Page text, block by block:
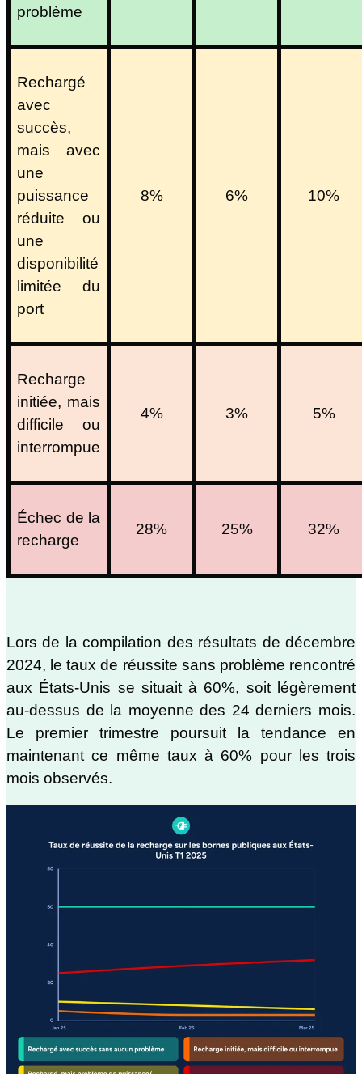
problème
Rechargé
avec
succès,
mais avec
une
puissance
réduite ou
une
disponibilité
limitée du
port
8% 6% 10%
Recharge
initiée, mais
difficile ou
interrompue
4% 3% 5%
Échec de la
recharge
28% 25% 32%
Lors de la compilation des résultats de décembre
2024, le taux de réussite sans problème rencontré
aux États-Unis se situait à 60%, soit légèrement
au-dessus de la moyenne des 24 derniers mois.
Le premier trimestre poursuit la tendance en
maintenant ce même taux à 60% pour les trois
mois observés.